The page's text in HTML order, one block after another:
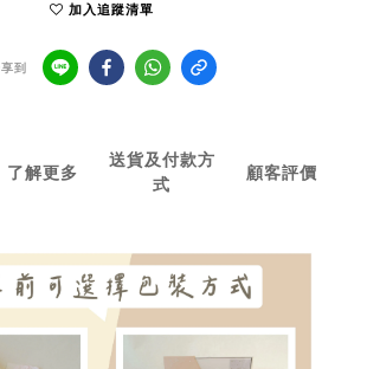
加入追蹤清單
到
了解更多
送貨及付款方
式
顧客評價